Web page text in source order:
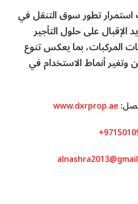
تطور سوق التنقل في
الإقبال على حلول التأجير
المركبات، بما يعكس تنوع
وتغير أنماط الاستخدام في
www.dxrprop.ae